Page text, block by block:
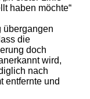
haben möchte“
übergangen
die
doch
wird,
nach
entfernte und